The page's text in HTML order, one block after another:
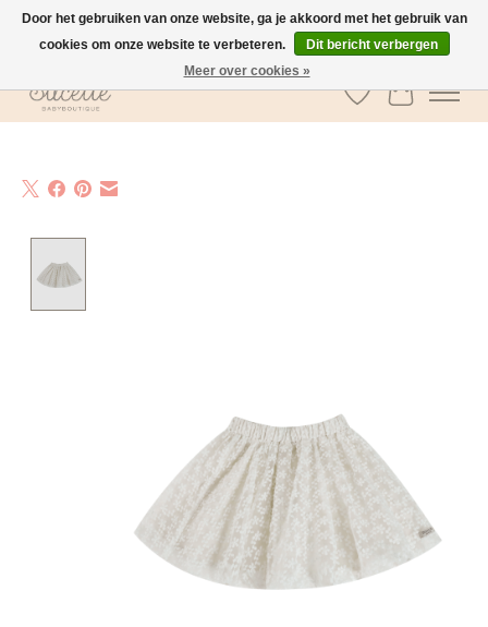
GRATIS verzending vanaf €100 in België
Verlanglijst
Door het gebruiken van onze website, ga je akkoord met het gebruik van
cookies om onze website te verbeteren.
Dit bericht verbergen
Meer over cookies »